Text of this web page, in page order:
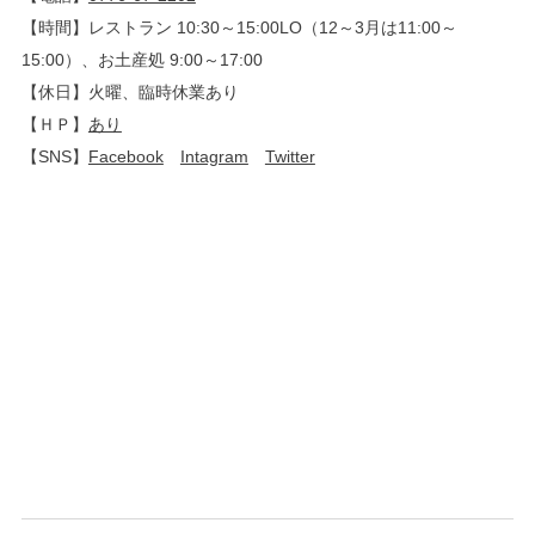
【時間】レストラン 10:30～15:00LO（12～3月は11:00～
15:00）、お土産処 9:00～17:00
【休日】火曜、臨時休業あり
【ＨＰ】 あり
【SNS】 Facebook Intagram Twitter